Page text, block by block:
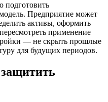
подготовить
Предприятие может
активы, оформить
применение
— не скрыть прошлые
для будущих периодов.